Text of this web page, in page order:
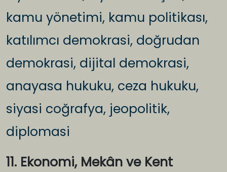
kamu yönetimi, kamu politikası,
katılımcı demokrasi, doğrudan
demokrasi, dijital demokrasi,
anayasa hukuku, ceza hukuku,
siyasi coğrafya, jeopolitik,
diplomasi
11. Ekonomi, Mekân ve Kent